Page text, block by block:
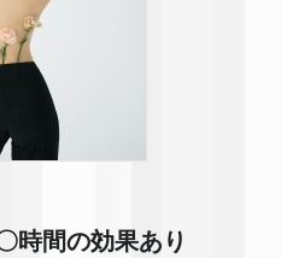
時間の効果あり